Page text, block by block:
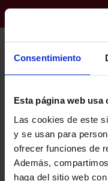
Consentimiento
Esta página web usa
Las cookies de este
y se usan para
ofrecer funciones de
Además,
haga del sitio web
ES EU
últimas noticias y
Email
He leído y acepto la